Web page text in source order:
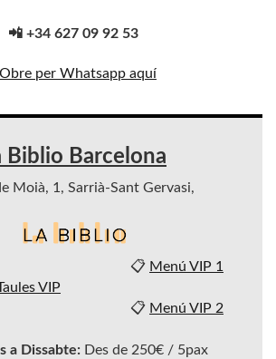
📲 +34 627 09 92 53
Obre per Whatsapp aquí
Biblio Barcelona
Moià, 1, Sarrià-Sant Gervasi,
VIP
📋 Menú VIP 1
📋 Menú VIP 2
a Dissabte:Des de 250€ / 5pax